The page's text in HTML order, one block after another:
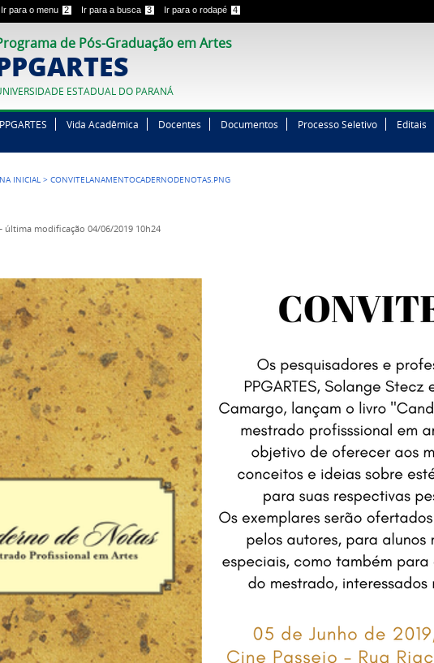
Ir para o menu 2 Ir para a busca 3 Ir para o rodapé 4
de Pós-Graduação em Artes
ESTADUAL DO PARANÁ
PPGARTES Vida Acadêmica Docentes Documentos Processo Seletivo Editais
INICIAL >CONVITELANAMENTOCADERNODENOTAS.PNG
última modificação 04/06/2019 10h24